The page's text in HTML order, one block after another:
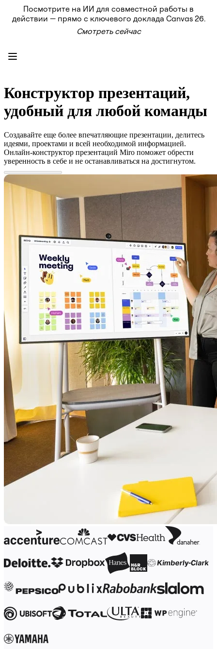
Продукт
Избранное
Intelligent Canvas™
Коннекторы
Сервер MCP
Изучите руководства по ИИ
Сервер MCP
Интеграции
Безопасность
Enterprise Guard
Платформа разработки
Загрузить приложения
Диаграммы
Канбан
Временные шкалы
TalkTrack
Таблицы
Docs
Кейсы
Избранное
Изучите руководства по ИИ
Общее
Диаграммы
Workshops
Мозговой штурм
Ментальные карты
Концептуальные карты
Блок-схемы
Специализированное
Дорожные карты
Карты процессов
Техническое проектирование и документация
Прототипы и вайрфреймы
Составление карты пути клиента
Исследовательский синтез
Design Workshops
Planning & Delivery
Планирование целей
Оргдизайн
По бизнес-сегментам
Профессиональные услуги
Производство
Ритейл
Финансовые услуги
По типу команды
Управление продуктами
Проектирование
Лидерство и Ops
Маркетинг
ИТ
Посмотрите на ИИ для совместной работы в
действии — прямо с ключевого доклада Canvas 26.
Смотреть сейчас
Конструктор презентаций,
удобный для любой команды
Создавайте еще более впечатляющие презентации, делитесь
идеями, проектами и всей необходимой информацией.
Онлайн-конструктор презентаций Miro поможет обрести
уверенность в себе и не останавливаться на достигнутом.